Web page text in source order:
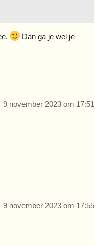
Dan ga je wel je
9 november 2023 om 17:51
9 november 2023 om 17:55